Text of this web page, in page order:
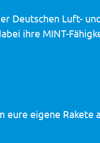
Deutschen Luft-
ihre MINT-
eure eigene Rakete